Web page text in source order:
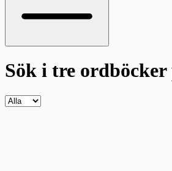
Sök i tre ordböcker